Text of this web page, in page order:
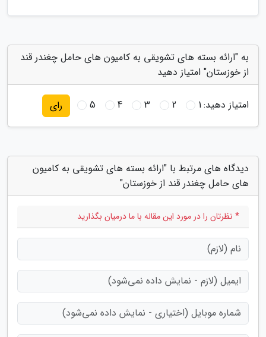
به "ارائه بسته های تشویقی به کامیون های حامل چغندر قند
از خوزستان" امتیاز دهید
امتیاز دهید:1
2
3
4
5 رای
دیدگاه های مرتبط با "ارائه بسته های تشویقی به کامیون
های حامل چغندر قند از خوزستان"
* نظرتان را در مورد این مقاله با ما درمیان بگذارید